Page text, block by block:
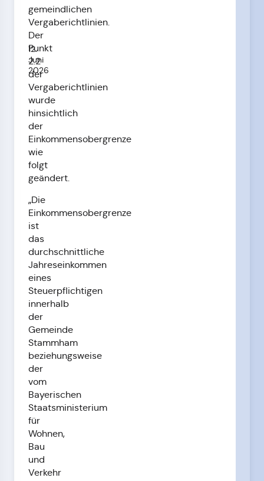
12.
Juni
2026
gemeindlichen
Vergaberichtlinien.
Der
Punkt
2.2
der
Vergaberichtlinien
wurde
hinsichtlich
der
Einkommensobergrenze
wie
folgt
geändert.
„Die
Einkommensobergrenze
ist
das
durchschnittliche
Jahreseinkommen
eines
Steuerpflichtigen
innerhalb
der
Gemeinde
Stammham
beziehungsweise
der
vom
Bayerischen
Staatsministerium
für
Wohnen,
Bau
und
Verkehr